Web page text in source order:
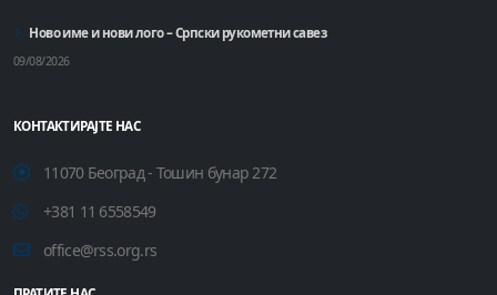
Ново име и нови лого – Српски рукометни савез
09/08/2026
КОНТАКТИРАЈТЕ НАС
11070 Београд - Тошин бунар 272
+381 11 6558549
office@rss.org.rs